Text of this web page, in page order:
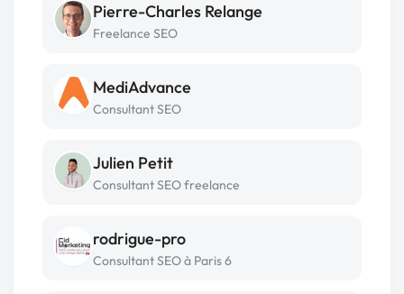
Pierre-Charles Relange
Freelance SEO
MediAdvance
Consultant SEO
Julien Petit
Consultant SEO freelance
rodrigue-pro
Consultant SEO à Paris 6